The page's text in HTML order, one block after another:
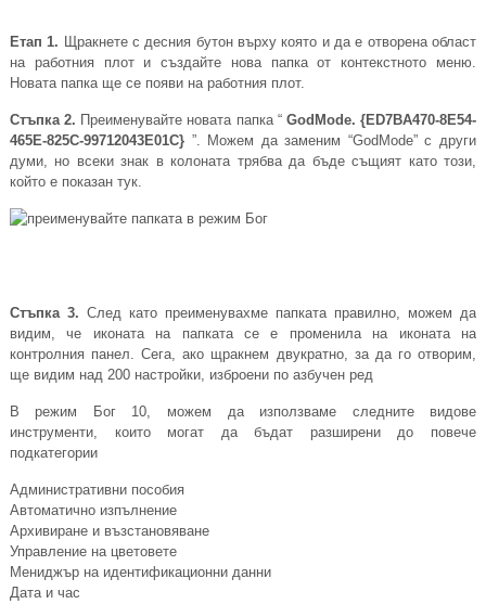
Етап 1. Щракнете с десния бутон върху която и да е отворена област
на работния плот и създайте нова папка от контекстното меню.
Новата папка ще се появи на работния плот.
Стъпка 2. Преименувайте новата папка “ GodMode. {ED7BA470-8E54-
465E-825C-99712043E01C}”. Можем да заменим “GodMode” с други
думи, но всеки знак в колоната трябва да бъде същият като този,
който е показан тук.
Стъпка 3. След като преименувахме папката правилно, можем да
видим, че иконата на папката се е променила на иконата на
контролния панел. Сега, ако щракнем двукратно, за да го отворим,
ще видим над 200 настройки, изброени по азбучен ред
В режим Бог 10, можем да използваме следните видове
инструменти, които могат да бъдат разширени до повече
подкатегории
Административни пособия
Автоматично изпълнение
Архивиране и възстановяване
Управление на цветовете
Мениджър на идентификационни данни
Дата и час